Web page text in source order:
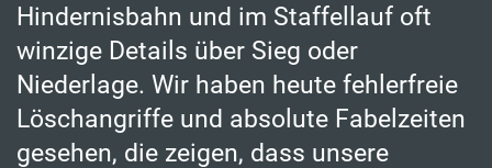
Hindernisbahn und im Staffellauf oft
winzige Details über Sieg oder
Niederlage. Wir haben heute fehlerfreie
Löschangriffe und absolute Fabelzeiten
gesehen, die zeigen, dass unsere